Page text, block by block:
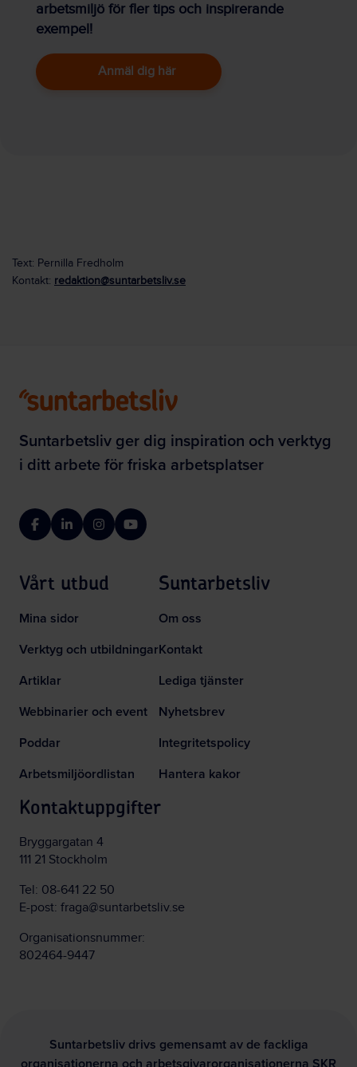
arbetsmiljö för fler tips och inspirerande
exempel!
Anmäl dig här
Text: Pernilla Fredholm
Kontakt: redaktion@suntarbetsliv.se
Suntarbetsliv ger dig inspiration och verktyg
i ditt arbete för friska arbetsplatser
FacebookLinkedInInstagramYouTube
Vårt utbud
Mina sidor
Verktyg och utbildningar
Artiklar
Webbinarier och event
Poddar
Arbetsmiljöordlistan
Suntarbetsliv
Om oss
Kontakt
Lediga tjänster
Nyhetsbrev
Integritetspolicy
Hantera kakor
Kontaktuppgifter
Bryggargatan 4
111 21 Stockholm
Tel: 08-641 22 50
E-post: fraga@suntarbetsliv.se
Organisationsnummer:
802464-9447
Suntarbetsliv drivs gemensamt av de fackliga